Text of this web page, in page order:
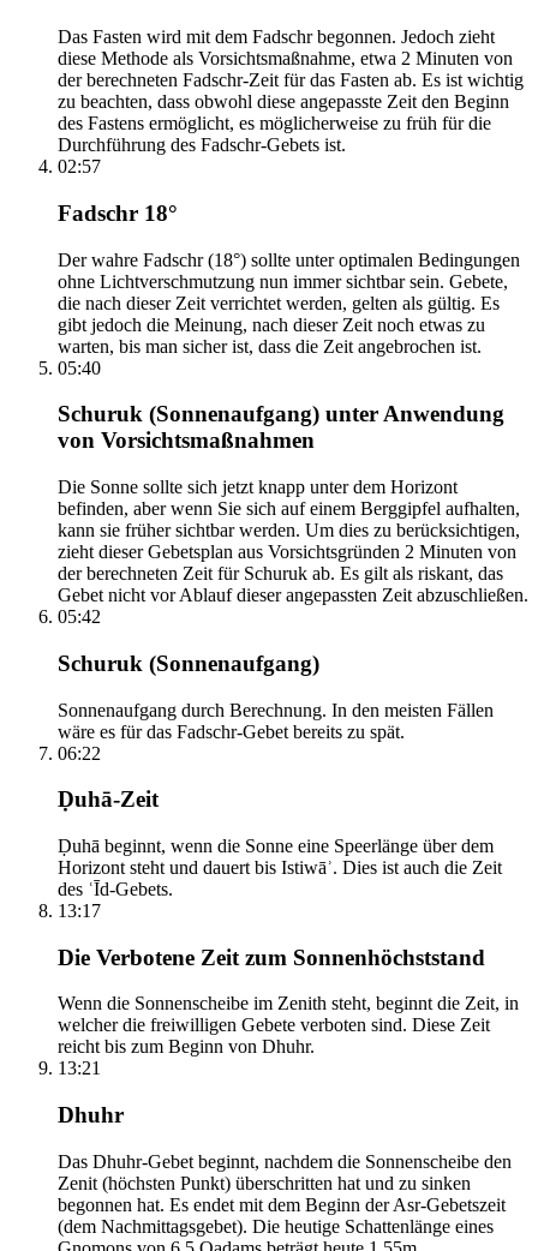
Das Fasten wird mit dem Fadschr begonnen. Jedoch zieht
diese Methode als Vorsichtsmaßnahme, etwa 2 Minuten von
der berechneten Fadschr-Zeit für das Fasten ab. Es ist wichtig
zu beachten, dass obwohl diese angepasste Zeit den Beginn
des Fastens ermöglicht, es möglicherweise zu früh für die
Durchführung des Fadschr-Gebets ist.
02:57
Fadschr 18°
Der wahre Fadschr (18°) sollte unter optimalen Bedingungen
ohne Lichtverschmutzung nun immer sichtbar sein. Gebete,
die nach dieser Zeit verrichtet werden, gelten als gültig. Es
gibt jedoch die Meinung, nach dieser Zeit noch etwas zu
warten, bis man sicher ist, dass die Zeit angebrochen ist.
05:40
Schuruk (Sonnenaufgang) unter Anwendung
von Vorsichtsmaßnahmen
Die Sonne sollte sich jetzt knapp unter dem Horizont
befinden, aber wenn Sie sich auf einem Berggipfel aufhalten,
kann sie früher sichtbar werden. Um dies zu berücksichtigen,
zieht dieser Gebetsplan aus Vorsichtsgründen 2 Minuten von
der berechneten Zeit für Schuruk ab. Es gilt als riskant, das
Gebet nicht vor Ablauf dieser angepassten Zeit abzuschließen.
05:42
Schuruk (Sonnenaufgang)
Sonnenaufgang durch Berechnung. In den meisten Fällen
wäre es für das Fadschr-Gebet bereits zu spät.
06:22
Ḍuhā-Zeit
Ḍuhā beginnt, wenn die Sonne eine Speerlänge über dem
Horizont steht und dauert bis Istiwāʾ. Dies ist auch die Zeit
des ʿĪd-Gebets.
13:17
Die Verbotene Zeit zum Sonnenhöchststand
Wenn die Sonnenscheibe im Zenith steht, beginnt die Zeit, in
welcher die freiwilligen Gebete verboten sind. Diese Zeit
reicht bis zum Beginn von Dhuhr.
13:21
Dhuhr
Das Dhuhr-Gebet beginnt, nachdem die Sonnenscheibe den
Zenit (höchsten Punkt) überschritten hat und zu sinken
begonnen hat. Es endet mit dem Beginn der Asr-Gebetszeit
(dem Nachmittagsgebet). Die heutige Schattenlänge eines